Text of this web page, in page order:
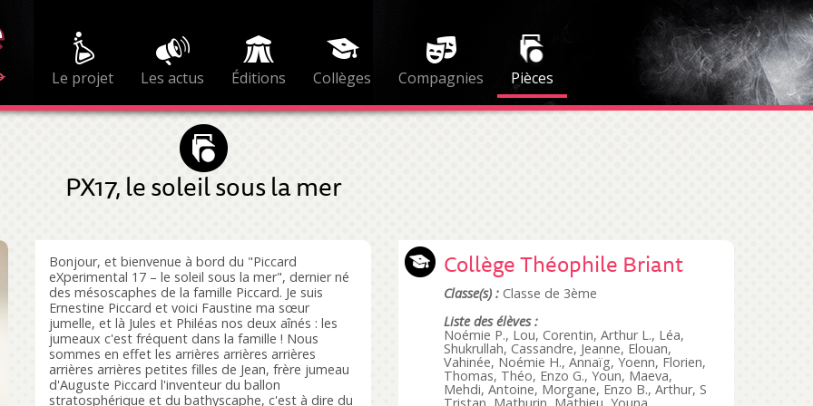
Le projet Les actus Éditions Collèges Compagnies Pièces
PX17, le soleil sous la mer
Bonjour, et bienvenue à bord du "Piccard
eXperimental 17 – le soleil sous la mer", dernier né
des mésoscaphes de la famille Piccard. Je suis
Ernestine Piccard et voici Faustine ma sœur
jumelle, et là Jules et Philéas nos deux aînés : les
jumeaux c'est fréquent dans la famille ! Nous
sommes en effet les arrières arrières arrières
arrières arrières petites filles de Jean, frère jumeau
d'Auguste Piccard l'inventeur du ballon
stratosphérique et du bathyscaphe, c'est à dire du
Collège Théophile Briant
Classe(s) : Classe de 3ème
Liste des élèves :
Noémie P., Lou, Corentin, Arthur L., Léa,
Shukrullah, Cassandre, Jeanne, Elouan,
Vahinée, Noémie H., Annaïg, Yoenn, Florien,
Thomas, Théo, Enzo G., Youn, Maeva,
Mehdi, Antoine, Morgane, Enzo B., Arthur, S